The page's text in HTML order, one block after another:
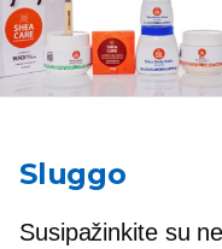
Sluggo
Susipažinkite su